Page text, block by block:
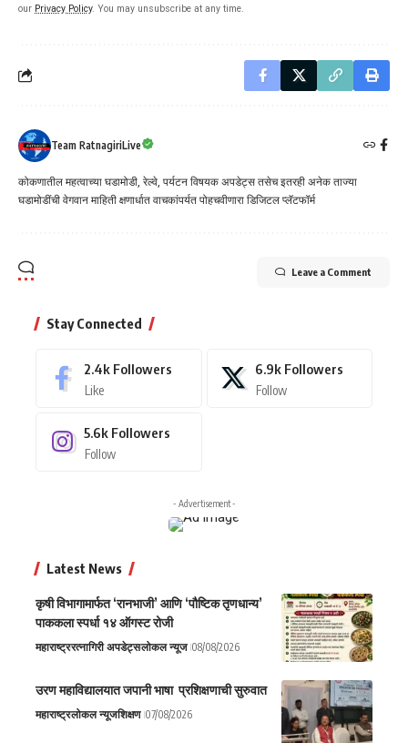
our Privacy Policy. You may unsubscribe at any time.
Team RatnagiriLive
कोकणातील महत्वाच्या घडामोडी, रेल्वे, पर्यटन विषयक अपडेट्स तसेच इतरही अनेक ताज्या
घडामोडींची वेगवान माहिती क्षणार्धात वाचकांपर्यत पोहचवीणारा डिजिटल प्लॅटफॉर्म
Leave a Comment
Stay Connected
2.4k Followers
Like
6.9k Followers
Follow
5.6k Followers
Follow
- Advertisement -
Latest News
कृषी विभागामार्फत ‘रानभाजी’ आणि ‘पौष्टिक तृणधान्य’
पाककला स्पर्धा १४ ऑगस्ट रोजी
महाराष्ट्ररत्नागिरी अपडेट्सलोकल न्यूज 08/08/2026
उरण महाविद्यालयात जपानी भाषा प्रशिक्षणाची सुरुवात
महाराष्ट्रलोकल न्यूजशिक्षण 07/08/2026